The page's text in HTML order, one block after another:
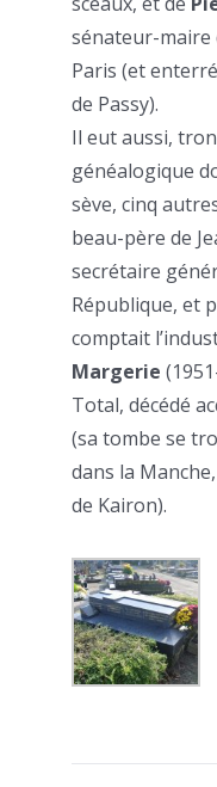
sénateur-maire
Paris (et
de Passy).
Il eut aussi,
généalogique
sève, cinq
beau-père de
secrétaire
République, et
comptait
Margerie
Total, décédé
(sa tombe se
dans la
de Kairon).